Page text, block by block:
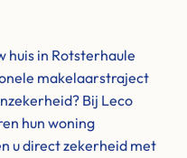
huis in Rotsterhaule
makelaarstraject
Bij Leco
hun woning
u direct zekerheid met